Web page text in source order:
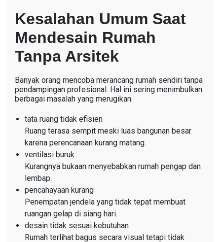
Kesalahan Umum Saat
Mendesain Rumah
Tanpa Arsitek
Banyak orang mencoba merancang rumah sendiri tanpa
pendampingan profesional. Hal ini sering menimbulkan
berbagai masalah yang merugikan.
tata ruang tidak efisien
Ruang terasa sempit meski luas bangunan besar
karena perencanaan kurang matang.
ventilasi buruk
Kurangnya bukaan menyebabkan rumah pengap dan
lembap.
pencahayaan kurang
Penempatan jendela yang tidak tepat membuat
ruangan gelap di siang hari.
desain tidak sesuai kebutuhan
Rumah terlihat bagus secara visual tetapi tidak